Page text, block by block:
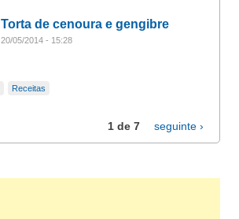
Torta de cenoura e gengibre
20/05/2014 - 15:28
Receitas
1 de 7 seguinte ›